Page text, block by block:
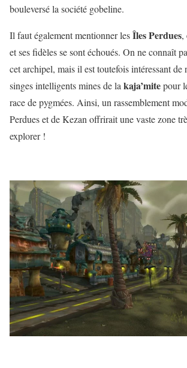
bouleversé la société gobeline.
Il faut également mentionner lesÎlesPerdues,
et ses fidèles se sont échoués. On ne connaît
cet archipel, mais il est toutefois intéressant de
singes intelligents mines de la kaja’mitepour
race de pygmées. Ainsi, un rassemblement
Perdues et de Kezan offrirait une vaste zone
explorer !